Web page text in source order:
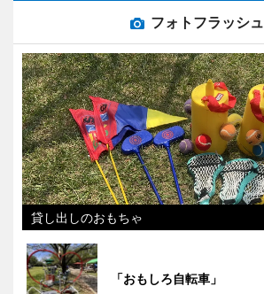
フォトフラッシュ
貸し出しのおもちゃ
「おもしろ自転車」